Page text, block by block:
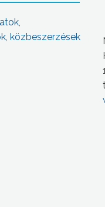
közbeszerzések